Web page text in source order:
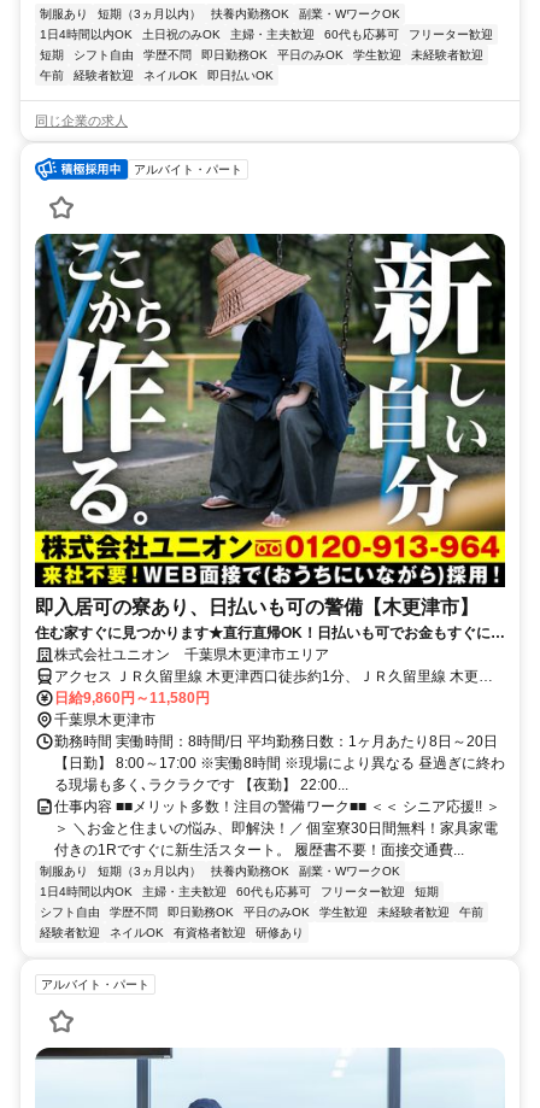
制服あり 短期（3ヵ月以内） 扶養内勤務OK
副業・WワークOK
1日4時間以内OK
土日祝のみOK 主婦・主夫歓迎 60代も応募可
フリーター歓迎
短期
シフト自由 学歴不問 即日勤務OK 平日のみOK 学生歓迎
未経験者歓迎
午前
経験者歓迎 ネイルOK 即日払いOK
同じ企業の求人
アルバイト・パート
即入居可の寮あり、日払いも可の警備【木更津市】
住む家すぐに見つかります★直行直帰OK！日払いも可でお金もすぐに手
に入る！
株式会社ユニオン 千葉県木更津市エリア
アクセス ＪＲ久留里線 木更津西口徒歩約1分、ＪＲ久留里線 木更津
西口徒歩約1分、ＪＲ久留里線 木更津西口徒歩約1分 千葉県木更津市
エリア（木更津駅、巌根駅、祇園駅、上総清川駅、東清川駅、馬来田
駅等）
日給9,860円～11,580円
千葉県木更津市
勤務時間 実働時間：8時間/日 平均勤務日数：1ヶ月あたり8日～20日
【日勤】 8:00～17:00 ※実働8時間 ※現場により異なる 昼過ぎに終わ
る現場も多く､ラクラクです 【夜勤】 22:00...
仕事内容 ■■メリット多数！注目の警備ワーク■■ ＜＜ シニア応援!! ＞
＞ ＼お金と住まいの悩み、即解決！／ 個室寮30日間無料！家具家電
付きの1Rですぐに新生活スタート。 履歴書不要！面接交通費...
制服あり 短期（3ヵ月以内） 扶養内勤務OK
副業・WワークOK
1日4時間以内OK
主婦・主夫歓迎 60代も応募可 フリーター歓迎
短期
シフト自由
学歴不問 即日勤務OK 平日のみOK 学生歓迎 未経験者歓迎
午前
経験者歓迎
ネイルOK 有資格者歓迎 研修あり
アルバイト・パート